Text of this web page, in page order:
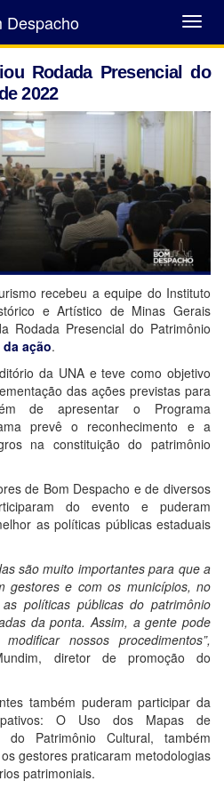
Abrir
Menu
Despacho
Rodada Presencial do
2022
recebeu a equipe do Instituto
e Artístico de Minas Gerais
Rodada Presencial do Patrimônio
ação.
da UNA e teve como objetivo
das ações previstas para
de apresentar o Programa
prevê o reconhecimento e a
na constituição do patrimônio
de Bom Despacho e de diversos
do evento e puderam
as políticas públicas estaduais
são muito importantes para que a
gestores e com os municípios, no
políticas públicas do patrimônio
da ponta. Assim, a gente pode
nossos procedimentos”,
diretor de promoção do
também puderam participar da
O Uso dos Mapas de
do Patrimônio Cultural, também
gestores praticaram metodologias
patrimoniais.